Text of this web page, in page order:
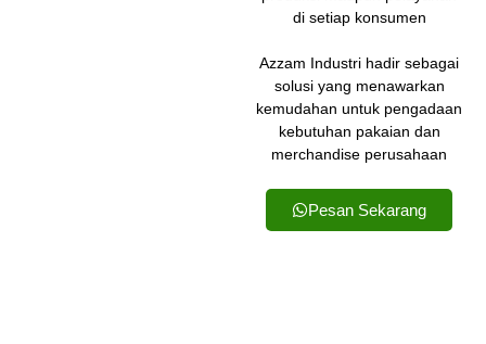
di setiap konsumen
Azzam Industri hadir sebagai
solusi yang menawarkan
kemudahan untuk pengadaan
kebutuhan pakaian dan
merchandise perusahaan
Pesan Sekarang